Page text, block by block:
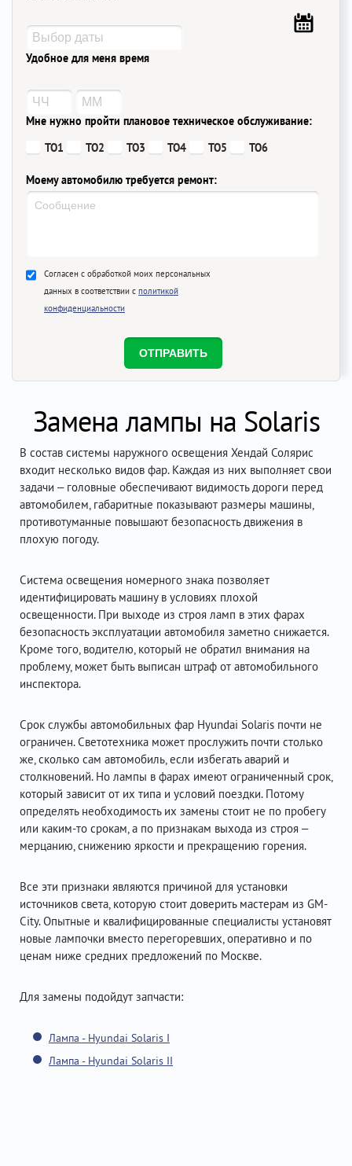
Удобное для меня время
Мне нужно пройти плановое техническое обслуживание:
ТО1
ТО2 ТО3 ТО4 ТО5 ТО6
Моему автомобилю требуется ремонт:
Согласен с обработкой моих персональных
данных в соответствии с политикой
конфиденциальности
Замена лампы на Solaris
В состав системы наружного освещения Хендай Солярис
входит несколько видов фар. Каждая из них выполняет свои
задачи – головные обеспечивают видимость дороги перед
автомобилем, габаритные показывают размеры машины,
противотуманные повышают безопасность движения в
плохую погоду.
Система освещения номерного знака позволяет
идентифицировать машину в условиях плохой
освещенности. При выходе из строя ламп в этих фарах
безопасность эксплуатации автомобиля заметно снижается.
Кроме того, водителю, который не обратил внимания на
проблему, может быть выписан штраф от автомобильного
инспектора.
Срок службы автомобильных фар Hyundai Solaris почти не
ограничен. Светотехника может прослужить почти столько
же, сколько сам автомобиль, если избегать аварий и
столкновений. Но лампы в фарах имеют ограниченный срок,
который зависит от их типа и условий поездки. Потому
определять необходимость их замены стоит не по пробегу
или каким-то срокам, а по признакам выхода из строя –
мерцанию, снижению яркости и прекращению горения.
Все эти признаки являются причиной для установки
источников света, которую стоит доверить мастерам из GM-
City. Опытные и квалифицированные специалисты установят
новые лампочки вместо перегоревших, оперативно и по
ценам ниже средних предложений по Москве.
Для замены подойдут запчасти:
Лампа - Hyundai Solaris I
Лампа - Hyundai Solaris II